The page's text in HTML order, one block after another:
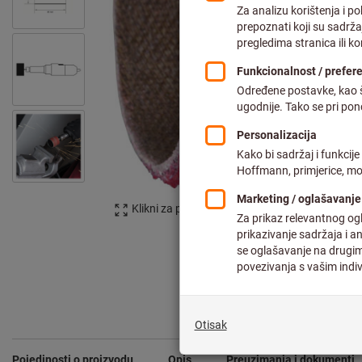
Klikni za povećanje slike
Pojedinosti o proizvodu Opis Preuzimanja i dokumenti